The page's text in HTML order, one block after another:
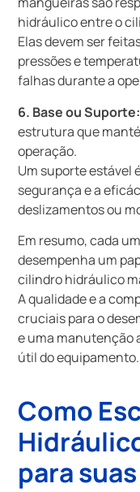
hidráulico entre o
Elas devem ser
pressões e
falhas durante a
6. Base ou Suporte:
estrutura que
operação.
Um suporte estável
segurança e a
deslizamentos ou
Em resumo, cada
desempenha um
cilindro hidráulico
A qualidade e a
cruciais para o
e uma manutenção
útil do equipamento.
Como
para